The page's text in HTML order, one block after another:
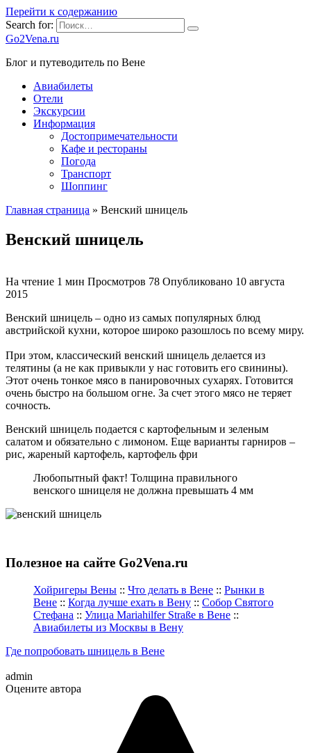
Перейти к содержанию
Search for:
Go2Vena.ru
Блог и путеводитель по Вене
Авиабилеты
Отели
Экскурсии
Информация
Достопримечательности
Кафе и рестораны
Погода
Транспорт
Шоппинг
Главная страница » Венский шницель
Венский шницель
На чтение 1 мин Просмотров 78 Опубликовано 10 августа
2015
Венский шницель – одно из самых популярных блюд
австрийской кухни, которое широко разошлось по всему миру.
При этом, классический венский шницель делается из
телятины (а не как привыкли у нас готовить его свинины).
Этот очень тонкое мясо в панировочных сухарях. Готовится
очень быстро на большом огне. За счет этого мясо не теряет
сочность.
Венский шницель подается с картофельным и зеленым
салатом и обязательно с лимоном. Еще варианты гарниров –
рис, жареный картофель, картофель фри
Любопытный факт! Толщина правильного
венского шницеля не должна превышать 4 мм
Полезное на сайте Go2Vena.ru
Хойригеры Вены :: Что делать в Вене :: Рынки в
Вене :: Когда лучше ехать в Вену :: Собор Святого
Стефана :: Улица Mariahilfer Straße в Вене ::
Авиабилеты из Москвы в Вену
Где попробовать шницель в Вене
admin
Оцените автора